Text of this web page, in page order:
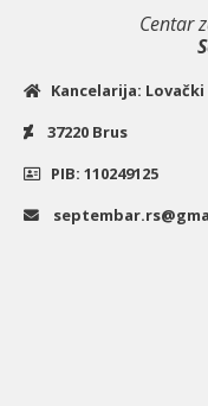
Centar
Kancelarija:
37220 Brus
PIB: 110249125